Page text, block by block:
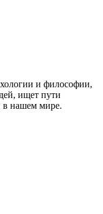
и философии,
ищет пути
в нашем мире.